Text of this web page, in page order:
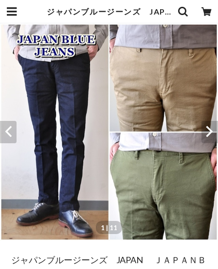
ジャパンブルージーンズ JAPAN ＪＡＰＡＮＢＬＵＥＪＥＡＮＳ ストレッチテーパードパンツ jb4100 | bluelineshop
1 | 11
ジャパンブルージーンズ JAPAN ＪＡＰＡＮＢ